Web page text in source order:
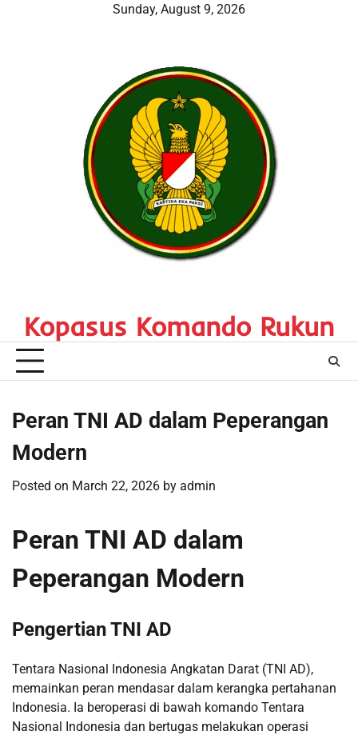
Sunday, August 9, 2026
Kopasus Komando Rukun
Peran TNI AD dalam Peperangan
Modern
Posted on March 22, 2026 by admin
Peran TNI AD dalam
Peperangan Modern
Pengertian TNI AD
Tentara Nasional Indonesia Angkatan Darat (TNI AD),
memainkan peran mendasar dalam kerangka pertahanan
Indonesia. Ia beroperasi di bawah komando Tentara
Nasional Indonesia dan bertugas melakukan operasi